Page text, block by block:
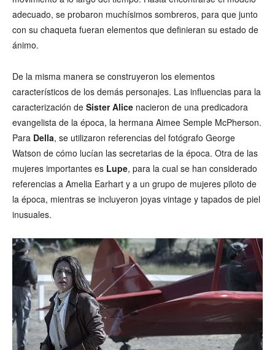
adecuado, se probaron muchísimos sombreros, para que junto
con su chaqueta fueran elementos que definieran su estado de
ánimo.
De la misma manera se construyeron los elementos
característicos de los demás personajes. Las influencias para la
caracterización de Sister Alice nacieron de una predicadora
evangelista de la época, la hermana Aimee Semple McPherson.
Para Della, se utilizaron referencias del fotógrafo George
Watson de cómo lucían las secretarias de la época. Otra de las
mujeres importantes es Lupe, para la cual se han considerado
referencias a Amelia Earhart y a un grupo de mujeres piloto de
la época, mientras se incluyeron joyas vintage y tapados de piel
inusuales.